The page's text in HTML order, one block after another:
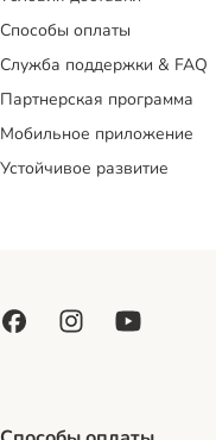
Способы оплаты
Служба поддержки & FAQ
Партнерская программа
Мобильное приложение
Устойчивое развитие